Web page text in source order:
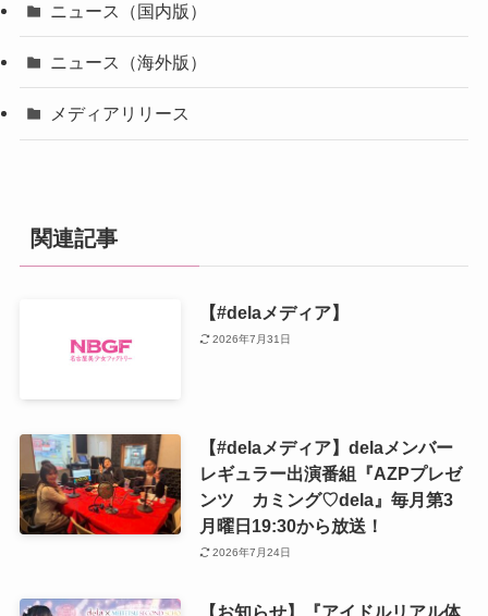
ニュース（国内版）
ニュース（海外版）
メディアリリース
関連記事
【#delaメディア】
2026年7月31日
【#delaメディア】delaメンバー
レギュラー出演番組『AZPプレゼ
ンツ カミング♡dela』毎月第3
月曜日19:30から放送！
2026年7月24日
【お知らせ】『アイドルリアル体